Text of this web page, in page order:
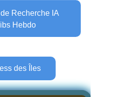
Recherche IA
Hebdo
des Îles